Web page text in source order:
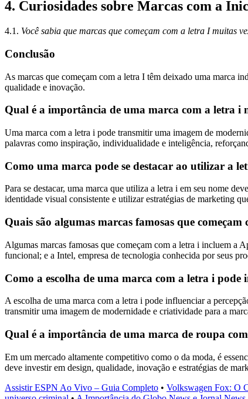
4. Curiosidades sobre Marcas com a
4.1. Você sabia que marcas que começam com a letra I muitas
Conclusão
As marcas que começam com a letra I têm deixado uma marca
qualidade e inovação.
Qual é a importância de uma marca com a letra i
Uma marca com a letra i pode transmitir uma imagem de
palavras como inspiração, individualidade e inteligência,
Como uma marca pode se destacar ao utilizar a
Para se destacar, uma marca que utiliza a letra i em seu nome
identidade visual consistente e utilizar estratégias de marketing
Quais são algumas marcas famosas que começam
Algumas marcas famosas que começam com a letra i incluem a
funcional; e a Intel, empresa de tecnologia conhecida por seus
Como a escolha de uma marca com a letra i
A escolha de uma marca com a letra i pode influenciar a
transmitir uma imagem de modernidade e criatividade para a
Qual é a importância de uma marca de roupa
Em um mercado altamente competitivo como o da moda, é
deve investir em design, qualidade, inovação e estratégias de
Assistir ESPN Ao Vivo – Guia Completo • Volkswagen Fox: O